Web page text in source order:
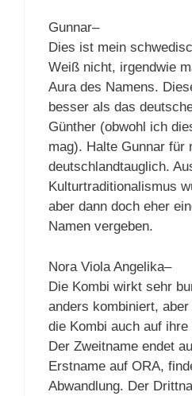
Gunnar–
Dies ist mein
Weiß nicht, irgendwie
Aura des Namens.
besser als das
Günther (obwohl ich
mag). Halte Gunnar für
deutschlandtauglich.
Kulturtraditionalismus
aber dann doch eher
Namen vergeben.
Nora Viola Angelika–
Die Kombi wirkt sehr
anders kombiniert,
die Kombi auch auf
Der Zweitname endet
Erstname auf ORA,
Abwandlung. Der